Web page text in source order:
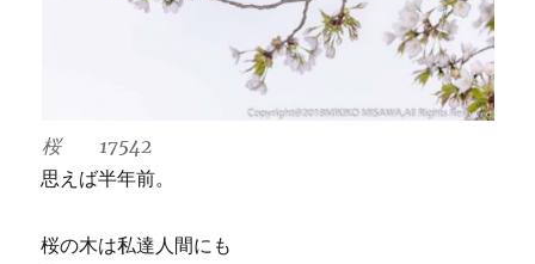
桜 17542
思えば半年前。
桜の木は私達人間にも